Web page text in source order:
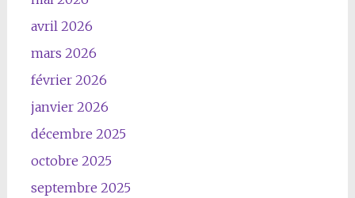
avril 2026
mars 2026
février 2026
janvier 2026
décembre 2025
octobre 2025
septembre 2025